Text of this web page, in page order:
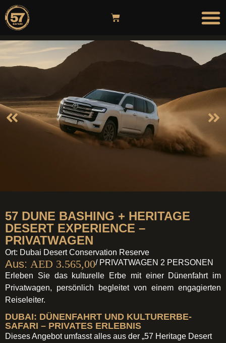
57 DUNE BASHING + HERITAGE
DESERT EXPERIENCE –
PRIVATWAGEN
Ort: Dubai Desert Conservation Reserve
Aus: AED 3.565,00/ PRIVATWAGEN 2 PERSONEN
Erleben Sie das kulturelle Erbe mit einer Dünenfahrt im
Privatwagen, persönlich begleitet von einem engagierten
Reiseleiter.
DUBAI: DÜNENFAHRT UND KULTURERBE-
SAFARI – PRIVATES ERLEBNIS
Dieses Angebot umfasst alles aus der „57 Heritage Desert